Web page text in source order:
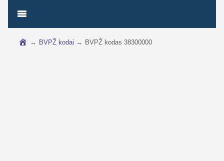
→ BVPŽ kodai → BVPŽ kodas 38300000